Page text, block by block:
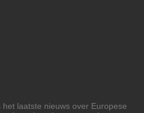
laatste nieuws over Europese